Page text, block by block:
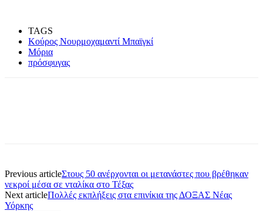
TAGS
Κούρος Νουρμοχαμαντί Μπαϊγκί
Μόρια
πρόσφυγας
Previous articleΣτους 50 ανέρχονται οι μετανάστες που βρέθηκαν
νεκροί μέσα σε νταλίκα στο Τέξας
Next articleΠολλές εκπλήξεις στα επινίκια της ΔΟΞΑΣ Νέας
Υόρκης